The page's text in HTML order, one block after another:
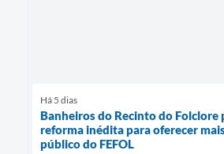
Há 5 dias
Banheiros do Recinto do Folclore
reforma inédita para oferecer
público do FEFOL